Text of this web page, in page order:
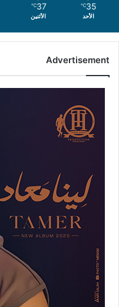
35
℃
الأحد
37
℃
الأثنين
Advertisement